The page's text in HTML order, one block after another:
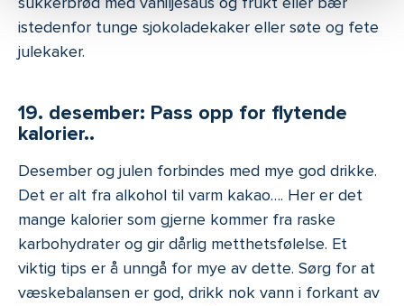
istedenfor tunge sjokoladekaker eller søte og fete
julekaker.
19. desember: Pass opp for flytende
kalorier..
Desember og julen forbindes med mye god drikke.
Det er alt fra alkohol til varm kakao…. Her er det
mange kalorier som gjerne kommer fra raske
karbohydrater og gir dårlig metthetsfølelse. Et
viktig tips er å unngå for mye av dette. Sørg for at
væskebalansen er god, drikk nok vann i forkant av